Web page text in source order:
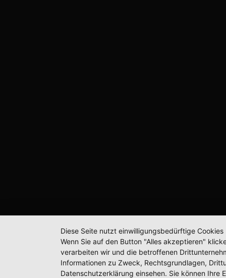
Diese Seite nutzt einwilligungsbedürftige
Wenn Sie auf den Button "Alles akzeptieren"
verarbeiten wir und die betroffenen
Informationen zu Zweck, Rechtsgrundlagen,
Datenschutzerklärung einsehen. Sie können Ihre